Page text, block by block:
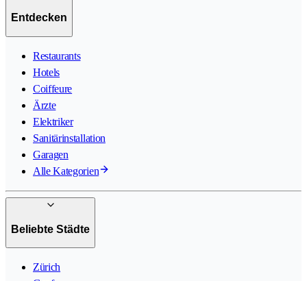
Entdecken
Restaurants
Hotels
Coiffeure
Ärzte
Elektriker
Sanitärinstallation
Garagen
Alle Kategorien
Beliebte Städte
Zürich